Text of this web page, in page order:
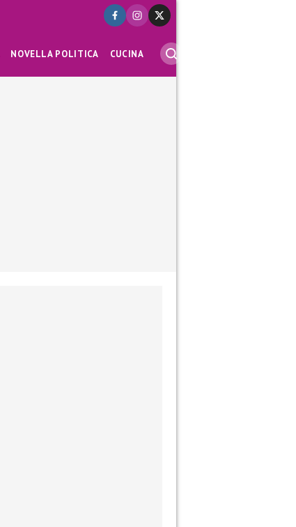
NOVELLA POLITICA CUCINA